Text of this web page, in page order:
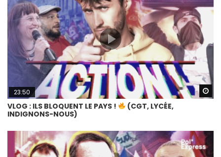
23:50
VLOG : ILS BLOQUENT LE PAYS !
(CGT, LYCÉE,
INDIGNONS-NOUS)